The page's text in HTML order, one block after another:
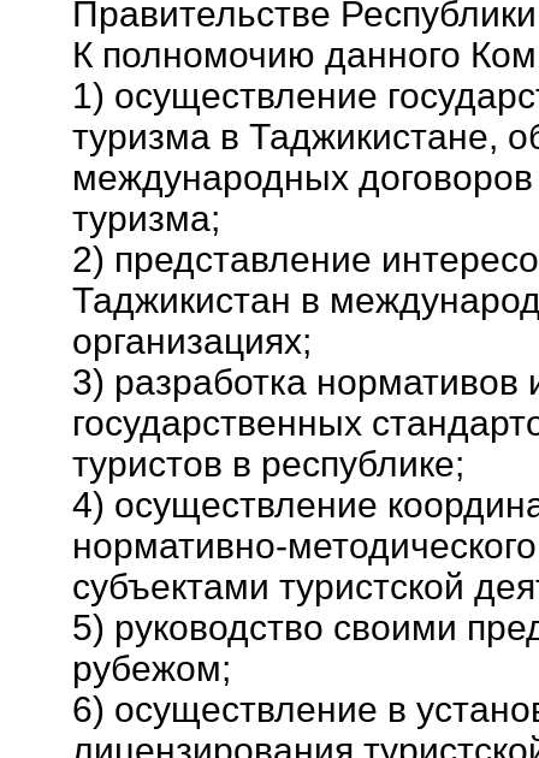
Правительстве
К полномочию данного
1) осуществление
туризма в Таджикистане,
международных
туризма;
2) представление
Таджикистан в
организациях;
3) разработка нормативов
государственных
туристов в республике;
4) осуществление
нормативно-
субъектами туристской
5) руководство своими
рубежом;
6) осуществление в